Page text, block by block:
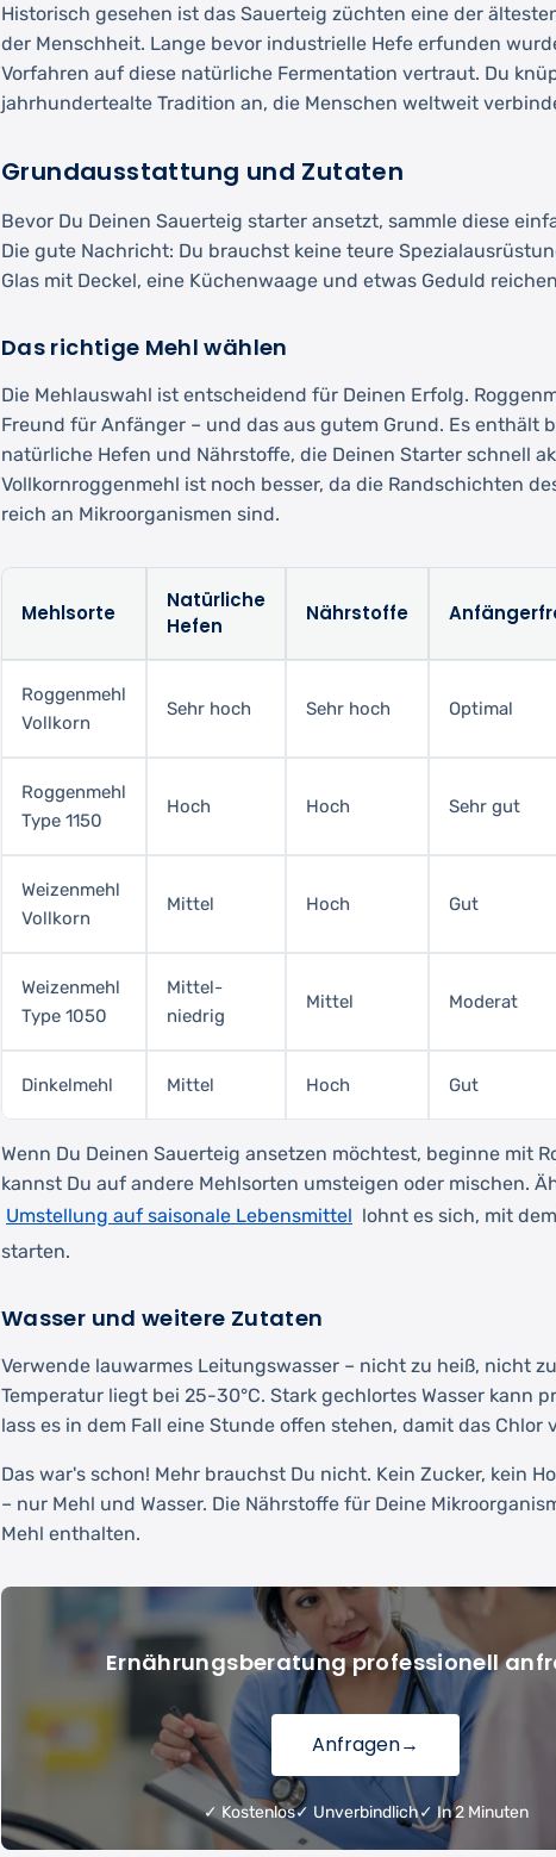
Historisch gesehen ist das Sauerteig züchten eine der
der Menschheit. Lange bevor industrielle Hefe erfunden
Vorfahren auf diese natürliche Fermentation vertraut. Du
jahrhundertealte Tradition an, die Menschen weltweit
Grundausstattung und Zutaten
Bevor Du Deinen Sauerteig starter ansetzt, sammle diese
Die gute Nachricht: Du brauchst keine teure
Glas mit Deckel, eine Küchenwaage und etwas Geduld
Das richtige Mehl wählen
Die Mehlauswahl ist entscheidend für Deinen Erfolg.
Freund für Anfänger – und das aus gutem Grund. Es enthält
natürliche Hefen und Nährstoffe, die Deinen Starter schnell
Vollkornroggenmehl ist noch besser, da die Randschichten
reich an Mikroorganismen sind.
Mehlsorte
Natürliche
Hefen
Nährstoffe
Roggenmehl
Vollkorn
Sehr hoch Sehr hoch Optimal
Roggenmehl
Type 1150
Hoch Hoch Sehr gut
Weizenmehl
Vollkorn
Mittel Hoch Gut
Weizenmehl
Type 1050
Mittel-
niedrig
Mittel Moderat
Dinkelmehl Mittel Hoch Gut
Wenn Du Deinen Sauerteig ansetzen möchtest, beginne mit
kannst Du auf andere Mehlsorten umsteigen oder mischen.
Umstellung auf saisonale Lebensmittel lohnt es sich, mit
starten.
Wasser und weitere Zutaten
Verwende lauwarmes Leitungswasser – nicht zu heiß, nicht
Temperatur liegt bei 25-30°C. Stark gechlortes Wasser kann
lass es in dem Fall eine Stunde offen stehen, damit das Chlor
Das war's schon! Mehr brauchst Du nicht. Kein Zucker, kein
– nur Mehl und Wasser. Die Nährstoffe für Deine
Mehl enthalten.
Ernährungsberatung professionell
Anfragen→
✓ Kostenlos✓ Unverbindlich✓ In 2 Minuten